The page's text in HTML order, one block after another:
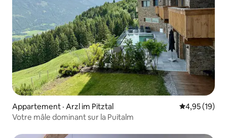
Appartement · Arzl im Pitztal Note
4,95 (19)
Votre mâle dominant sur la Puitalm